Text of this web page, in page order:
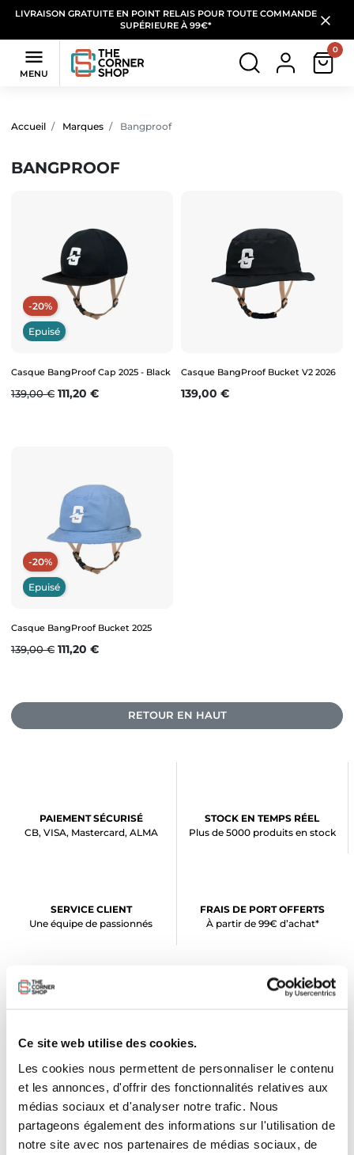
Ce site web utilise des cookies.
Les cookies nous permettent de personnaliser le contenu
et les annonces, d'offrir des fonctionnalités relatives aux
médias sociaux et d'analyser notre trafic. Nous
partageons également des informations sur l'utilisation de
notre site avec nos partenaires de médias sociaux, de
LIVRAISON GRATUITE EN POINT RELAIS POUR TOUTE COMMANDE
SUPÉRIEURE À 99€*

MENU
0
Accueil Marques Bangproof
BANGPROOF
-20%
Epuisé
Casque BangProof Cap 2025 - Black
Prix de base
139,00 € Prix
111,20 €
Casque BangProof Bucket V2 2026
Prix
139,00 €
-20%
Epuisé
Casque BangProof Bucket 2025
Prix de base
139,00 € Prix
111,20 €
RETOUR EN HAUT
PAIEMENT SÉCURISÉ
CB, VISA, Mastercard, ALMA
STOCK EN TEMPS RÉEL
Plus de 5000 produits en stock
SERVICE CLIENT
Une équipe de passionnés
FRAIS DE PORT OFFERTS
À partir de 99€ d’achat*
LE SHOP
The Corner Shop Boulogne
28 rue de l'Est
92100 Boulogne-Billancourt
LOCALISER